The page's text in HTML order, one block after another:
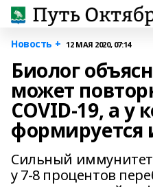
Новость + 12 МАЯ 2020, 07:14
Биолог
может
COVID-19, а у
формируется
Сильный
у 7-8 процентов